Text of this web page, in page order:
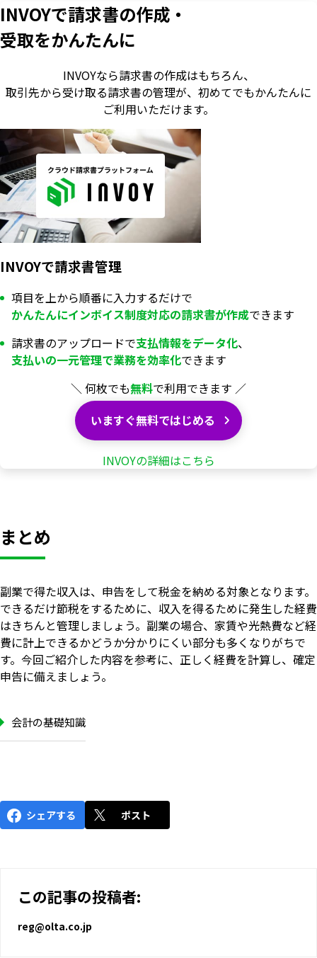
INVOYで請求書の作成・
受取をかんたんに
INVOYなら請求書の作成はもちろん、
取引先から受け取る請求書の管理が、 初めてでもかんたんに
ご利用いただけます。
INVOYで請求書管理
項目を上から順番に入力するだけで
かんたんにインボイス制度対応の請求書が作成できます
請求書のアップロードで支払情報をデータ化、
支払いの一元管理で業務を効率化できます
＼ 何枚でも無料で利用できます ／
いますぐ無料ではじめる
INVOYの詳細はこちら
まとめ
副業で得た収入は、申告をして税金を納める対象となります。
できるだけ節税をするために、収入を得るために発生した経費
はきちんと管理しましょう。副業の場合、家賃や光熱費など経
費に計上できるかどうか分かりにくい部分も多くなりがちで
す。今回ご紹介した内容を参考に、正しく経費を計算し、確定
申告に備えましょう。
会計の基礎知識
シェアする ポスト
この記事の投稿者:
reg@olta.co.jp
いますぐ無料登録